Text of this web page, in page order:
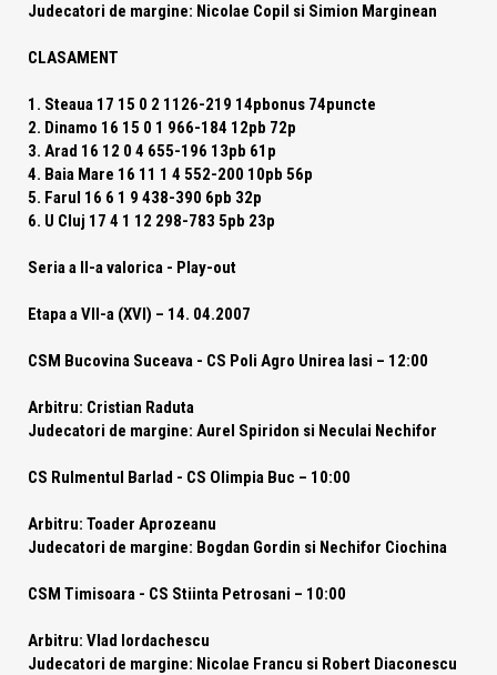
Judecatori de margine: Nicolae Copil si Simion Marginean
CLASAMENT
1. Steaua 17 15 0 2 1126-219 14pbonus 74puncte
2. Dinamo 16 15 0 1 966-184 12pb 72p
3. Arad 16 12 0 4 655-196 13pb 61p
4. Baia Mare 16 11 1 4 552-200 10pb 56p
5. Farul 16 6 1 9 438-390 6pb 32p
6. U Cluj 17 4 1 12 298-783 5pb 23p
Seria a II-a valorica - Play-out
Etapa a VII-a (XVI) – 14. 04.2007
CSM Bucovina Suceava - CS Poli Agro Unirea Iasi – 12:00
Arbitru: Cristian Raduta
Judecatori de margine: Aurel Spiridon si Neculai Nechifor
CS Rulmentul Barlad - CS Olimpia Buc – 10:00
Arbitru: Toader Aprozeanu
Judecatori de margine: Bogdan Gordin si Nechifor Ciochina
CSM Timisoara - CS Stiinta Petrosani – 10:00
Arbitru: Vlad Iordachescu
Judecatori de margine: Nicolae Francu si Robert Diaconescu